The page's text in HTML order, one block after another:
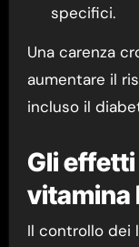
specifici.
Una carenza
aumentare il
incluso il
Gli
vitamina
Il controllo dei